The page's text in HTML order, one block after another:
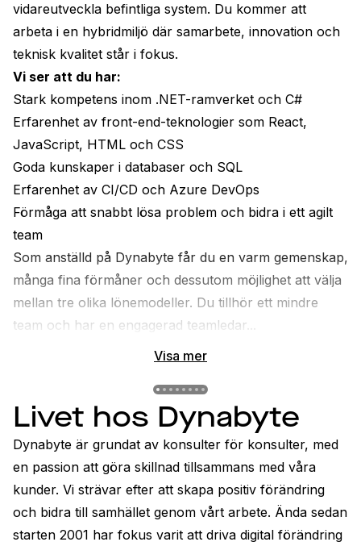
vidareutveckla befintliga system. Du kommer att
arbeta i en hybridmiljö där samarbete, innovation och
teknisk kvalitet står i fokus.
Vi ser att du har:
Stark kompetens inom .NET-ramverket och C#
Erfarenhet av front-end-teknologier som React,
JavaScript, HTML och CSS
Goda kunskaper i databaser och SQL
Erfarenhet av CI/CD och Azure DevOps
Förmåga att snabbt lösa problem och bidra i ett agilt
team
Som anställd på Dynabyte får du en varm gemenskap,
många fina förmåner och dessutom möjlighet att välja
mellan tre olika lönemodeller. Du tillhör ett mindre
team och har en engagerad teamledar...
Visa mer
Livet hos Dynabyte
Dynabyte är grundat av konsulter för konsulter, med
en passion att göra skillnad tillsammans med våra
kunder. Vi strävar efter att skapa positiv förändring
och bidra till samhället genom vårt arbete. Ända sedan
starten 2001 har fokus varit att driva digital förändring